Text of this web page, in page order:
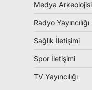
Medya Arkeolojisi
Radyo Yayıncılığı
Sağlık İletişimi
Spor İletişimi
TV Yayıncılığı